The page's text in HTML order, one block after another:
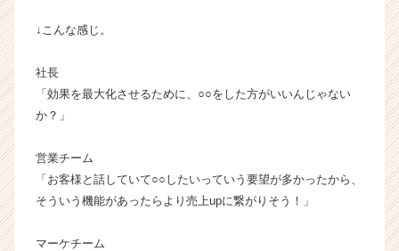
イ
キ
ャ
↓こんな感じ。
社長
「効果を最大化させるために、○○をした方がいいんじゃない
か？」
営業チーム
「お客様と話していて○○したいっていう要望が多かったから、
そういう機能があったらより売上upに繋がりそう！」
マーケチーム